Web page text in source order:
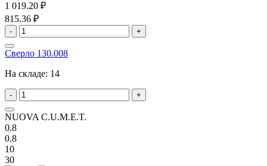
1 019.20 ₽
815.36 ₽
- +
Сверло 130.008
На складе: 14
- +
NUOVA C.U.M.E.T.
0.8
0.8
10
30